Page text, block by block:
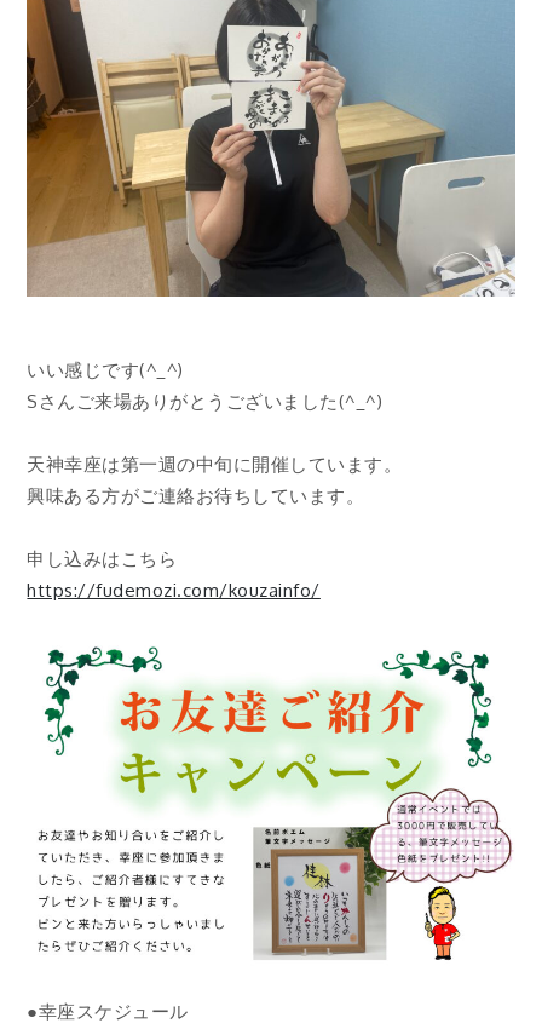
いい感じです(^_^)
Sさんご来場ありがとうございました(^_^)
天神幸座は第一週の中旬に開催しています。
興味ある方がご連絡お待ちしています。
申し込みはこちら
https://fudemozi.com/kouzainfo/
●幸座スケジュール